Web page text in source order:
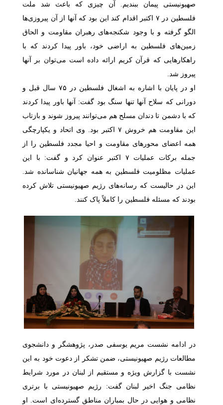
صهیونیستی پیمان ببندیم. آن چیزی که باعث شد ملت
فلسطین در ۷ اکتبر اقدام کند این بود که آنها از آن پیروزی‌ها
الگو گرفته و با وجود شکنجه‌های رهبران مقاومت و الحاق
زمین‌های فلسطین به اراضی خود، باور پیدا کردند که با
راهکارهایی که قرآن کریم ارائه داده است می‌توان بر آنها
پیروز شد.
او در پایان با اشاره به اشغال فلسطین در ۷۵ سال قبل و
دورانی که سلاح آنها تنها سنگ بود گفت: آنها باور پیدا کردند
که با دشمن تا دندان مسلح هم می‌توانند پیروز شوند و بازتاب
این مقاومت هم خروش ۷ اکتبر بود. وی اتحاد و یکپارچگی
همه اعضای محورهای مقاومت و احیا مجدد فلسطین را از
جمله برکات عملیات ۷ اکتبر عنوان کرد و گفت: با این
عملیات مظلومیت فلسطین به همه جهانیان شناسانده شد.
این در حالیست که رسانه‌های رژیم صهیونیستی تلاش کرده
بودند که مسئله فلسطین را کاملاً پاک کنند.
در ادامه نشست مریم یوسفی صدر، پژوهشگر و دانشجوی
مطالعات رژیم صهیونیستی، ضمن تشکر از دعوت خود به این
نشست با گزارش ویژه و مستقیم از لبنان در مورد شرایط
نظامی جنگ اخیر لبنان گفت: رژیم صهیونیستی با برتری
نظامی و هوایی در حال بمباران مناطق گسترده‌ای است. او